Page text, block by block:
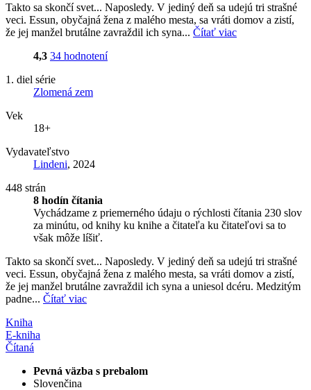
Takto sa skončí svet... Naposledy. V jediný deň sa udejú tri strašné
veci. Essun, obyčajná žena z malého mesta, sa vráti domov a zistí,
že jej manžel brutálne zavraždil ich syna... Čítať viac
4,3 34 hodnotení
1. diel série
Zlomená zem
Vek
18+
Vydavateľstvo
Lindeni, 2024
448 strán
8 hodín čítania
Vychádzame z priemerného údaju o rýchlosti čítania 230 slov
za minútu, od knihy ku knihe a čitateľa ku čitateľovi sa to
však môže líšiť.
Takto sa skončí svet... Naposledy. V jediný deň sa udejú tri strašné
veci. Essun, obyčajná žena z malého mesta, sa vráti domov a zistí,
že jej manžel brutálne zavraždil ich syna a uniesol dcéru. Medzitým
padne... Čítať viac
Kniha
E-kniha
Čítaná
Pevná väzba s prebalom
Slovenčina